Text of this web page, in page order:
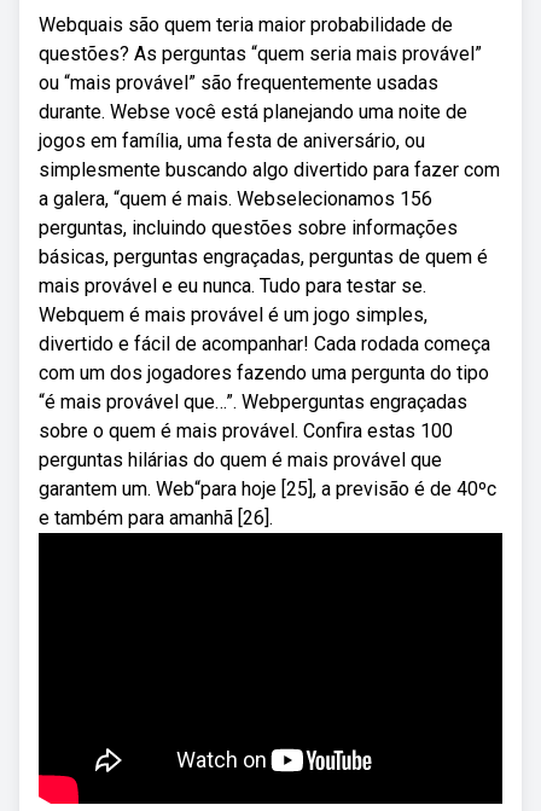
Webquais são quem teria maior probabilidade de
questões? As perguntas “quem seria mais provável”
ou “mais provável” são frequentemente usadas
durante. Webse você está planejando uma noite de
jogos em família, uma festa de aniversário, ou
simplesmente buscando algo divertido para fazer com
a galera, “quem é mais. Webselecionamos 156
perguntas, incluindo questões sobre informações
básicas, perguntas engraçadas, perguntas de quem é
mais provável e eu nunca. Tudo para testar se.
Webquem é mais provável é um jogo simples,
divertido e fácil de acompanhar! Cada rodada começa
com um dos jogadores fazendo uma pergunta do tipo
“é mais provável que…”. Webperguntas engraçadas
sobre o quem é mais provável. Confira estas 100
perguntas hilárias do quem é mais provável que
garantem um. Web“para hoje [25], a previsão é de 40ºc
e também para amanhã [26].